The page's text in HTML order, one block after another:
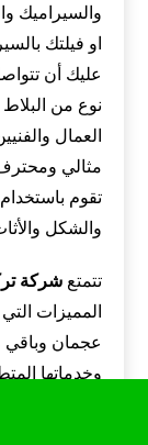
والسيراميك
او فيلتك
عليك أن
نوع من
العمال
مثالي
تقوم
والشكل
تتمتعشركة
المميزات
عجمان وباقي
وخدماتها
:تعتمد